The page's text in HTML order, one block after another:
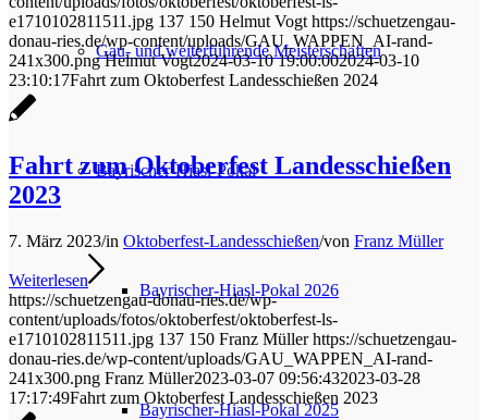
Gau- und weiterführende Meisterschaften
Bayrischer-Hiasl-Pokal
Bayrischer-Hiasl-Pokal 2026
Bayrischer-Hiasl-Pokal 2025
e1710102811511.jpg 137 150 Helmut Vogt https://schuetzengau-
donau-ries.de/wp-content/uploads/GAU_WAPPEN_AI-rand-
241x300.png Helmut Vogt2024-03-10 19:00:002024-03-10
23:10:17Fahrt zum Oktoberfest Landesschießen 2024
Fahrt zum Oktoberfest Landesschießen
2023
7. März 2023/in Oktoberfest-Landesschießen/von Franz Müller
Weiterlesen
https://schuetzengau-donau-ries.de/wp-
content/uploads/fotos/oktoberfest/oktoberfest-ls-
e1710102811511.jpg 137 150 Franz Müller https://schuetzengau-
donau-ries.de/wp-content/uploads/GAU_WAPPEN_AI-rand-
241x300.png Franz Müller2023-03-07 09:56:432023-03-28
17:17:49Fahrt zum Oktoberfest Landesschießen 2023